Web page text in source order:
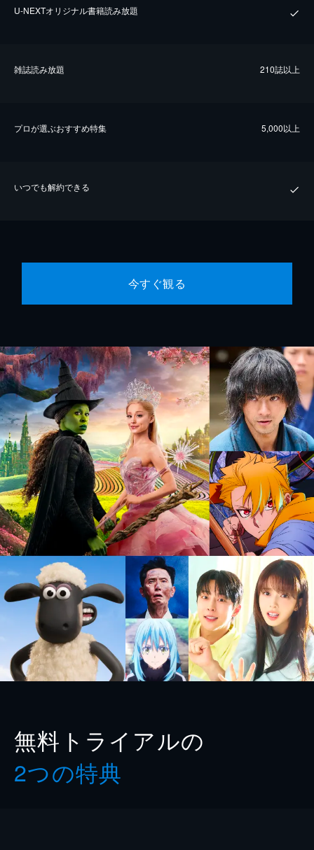
U-NEXTオリジナル書籍読み放題
雑誌読み放題 210誌以上
プロが選ぶおすすめ特集 5,000以上
いつでも解約できる
今すぐ観る
無料トライアルの
2つの特典